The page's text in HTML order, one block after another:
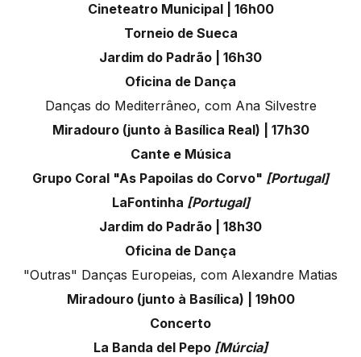
Cineteatro Municipal | 16h00
Torneio de Sueca
Jardim do Padrão | 16h30
Oficina de Dança
Danças do Mediterrâneo, com Ana Silvestre
Miradouro (junto à Basílica Real) | 17h30
Cante e Música
Grupo Coral "As Papoilas do Corvo" [Portugal]
LaFontinha [Portugal]
Jardim do Padrão | 18h30
Oficina de Dança
"Outras" Danças Europeias, com Alexandre Matias
Miradouro (junto à Basílica) | 19h00
Concerto
La Banda del Pepo [Múrcia]